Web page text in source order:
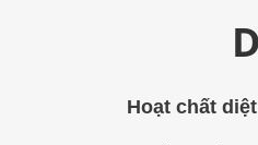
Hoạt chất